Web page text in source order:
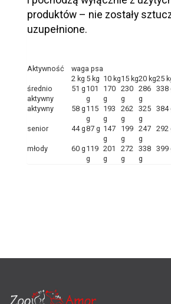
produktów – nie zostały
uzupełnione.
Aktywność
waga psa
2 kg 5 kg 10 kg15 kg20 kg25
średnio
aktywny
51 g 101
g
170
g
230
g
286
g
338
aktywny 58 g 115
g
193
g
262
g
325
g
384
senior 44 g87 g 147
g
199
g
247
g
292
młody 60 g 119
g
201
g
272
g
338
g
399